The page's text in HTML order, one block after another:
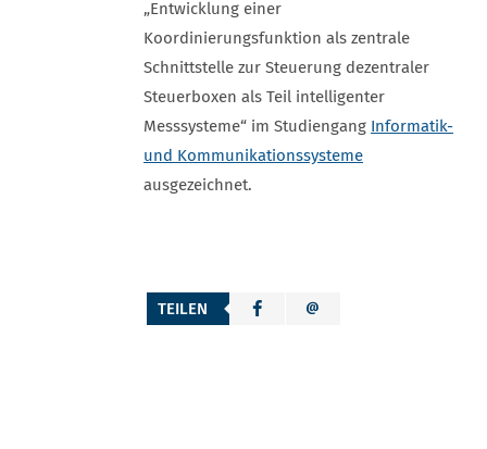
„Entwicklung einer
Koordinierungsfunktion als zentrale
Schnittstelle zur Steuerung dezentraler
Steuerboxen als Teil intelligenter
Messsysteme“ im Studiengang Informatik-
und Kommunikationssysteme
ausgezeichnet.
TEILEN